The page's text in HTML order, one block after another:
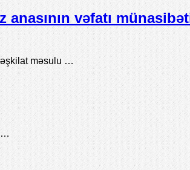
vəfatı
məsulu …
…